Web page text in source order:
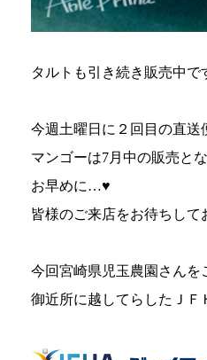
タルトも引き続き販売中で
今週土曜日に２回目の直
マンゴーは7月中の販売と
お早めに…♥
皆様のご来店をお待ちして
今回宮崎県児玉農園さんを
御近所に越してらしたＪＦ